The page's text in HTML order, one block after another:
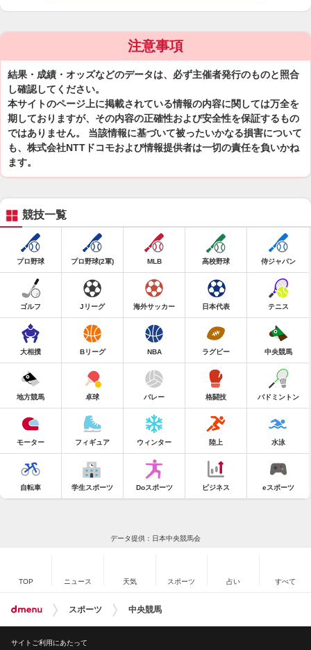
注意事項
結果・成績・オッズなどのデータは、必ず主催者発行のものと照合
し確認してください。
本サイトのページ上に掲載されている情報の内容に関しては万全を
期しておりますが、その内容の正確性および安全性を保証するもの
ではありません。 当該情報に基づいて被ったいかなる損害について
も、株式会社NTTドコモおよび情報提供者は一切の責任を負いかね
ます。
競技一覧
プロ野球 プロ野球(2軍) MLB 高校野球 侍ジャパン
ゴルフ Jリーグ 海外サッカー 日本代表 テニス
大相撲 Bリーグ NBA ラグビー 中央競馬
地方競馬 卓球 バレー 格闘技 バドミントン
モーター フィギュア ウィンター 陸上 水泳
自転車 学生スポーツ Doスポーツ ビジネス eスポーツ
データ提供：日本中央競馬会
TOP ニュース 天気 スポーツ 占い すべて
スポーツ 中央競馬
サイトご利用にあたって